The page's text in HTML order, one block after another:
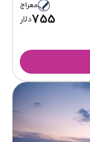
معراج
755دلار